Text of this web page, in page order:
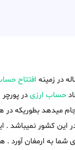
افتتاح
حساب ارزیدر پورچر
میدهد بطوریکه در
این کشور نمیباشد
به ارمغان آورد .